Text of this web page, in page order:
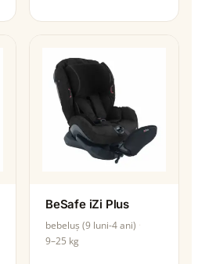
BeSafe iZi Plus
bebeluș (9 luni-4 ani)
9–25 kg